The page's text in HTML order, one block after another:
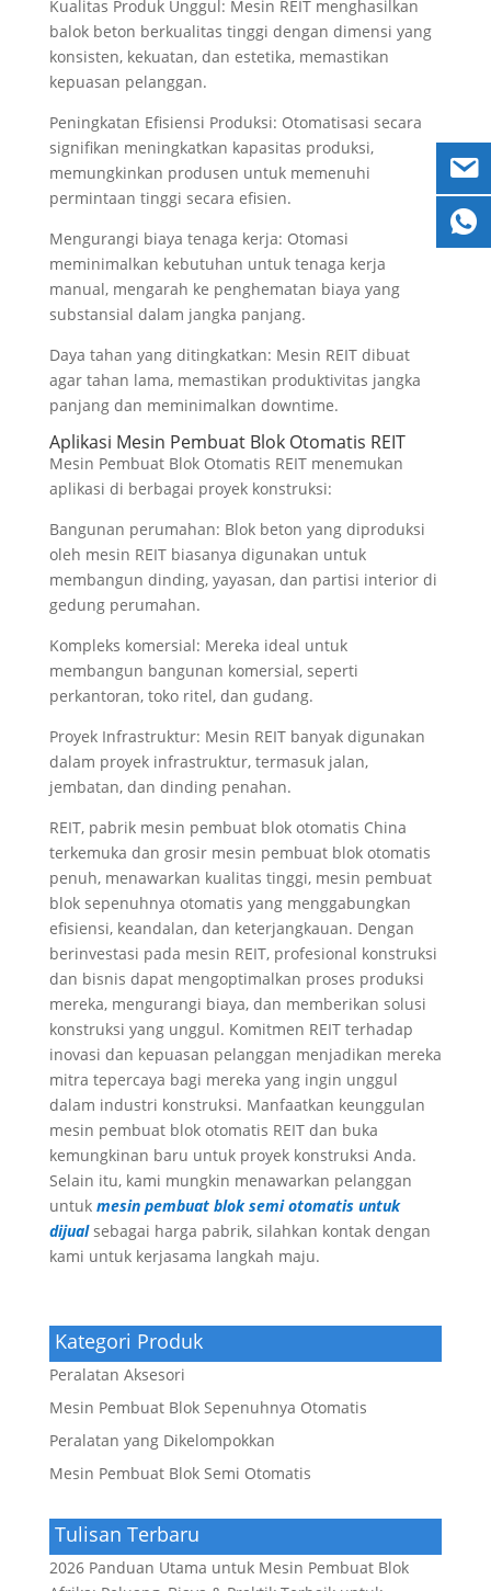
Kualitas Produk Unggul: Mesin REIT menghasilkan
balok beton berkualitas tinggi dengan dimensi yang
konsisten, kekuatan, dan estetika, memastikan
kepuasan pelanggan.
Peningkatan Efisiensi Produksi: Otomatisasi secara
signifikan meningkatkan kapasitas produksi,
memungkinkan produsen untuk memenuhi
permintaan tinggi secara efisien.
Mengurangi biaya tenaga kerja: Otomasi
meminimalkan kebutuhan untuk tenaga kerja
manual, mengarah ke penghematan biaya yang
substansial dalam jangka panjang.
Daya tahan yang ditingkatkan: Mesin REIT dibuat
agar tahan lama, memastikan produktivitas jangka
panjang dan meminimalkan downtime.
Aplikasi Mesin Pembuat Blok Otomatis REIT
Mesin Pembuat Blok Otomatis REIT menemukan
aplikasi di berbagai proyek konstruksi:
Bangunan perumahan: Blok beton yang diproduksi
oleh mesin REIT biasanya digunakan untuk
membangun dinding, yayasan, dan partisi interior di
gedung perumahan.
Kompleks komersial: Mereka ideal untuk
membangun bangunan komersial, seperti
perkantoran, toko ritel, dan gudang.
Proyek Infrastruktur: Mesin REIT banyak digunakan
dalam proyek infrastruktur, termasuk jalan,
jembatan, dan dinding penahan.
REIT, pabrik mesin pembuat blok otomatis China
terkemuka dan grosir mesin pembuat blok otomatis
penuh, menawarkan kualitas tinggi, mesin pembuat
blok sepenuhnya otomatis yang menggabungkan
efisiensi, keandalan, dan keterjangkauan. Dengan
berinvestasi pada mesin REIT, profesional konstruksi
dan bisnis dapat mengoptimalkan proses produksi
mereka, mengurangi biaya, dan memberikan solusi
konstruksi yang unggul. Komitmen REIT terhadap
inovasi dan kepuasan pelanggan menjadikan mereka
mitra tepercaya bagi mereka yang ingin unggul
dalam industri konstruksi. Manfaatkan keunggulan
mesin pembuat blok otomatis REIT dan buka
kemungkinan baru untuk proyek konstruksi Anda.
Selain itu, kami mungkin menawarkan pelanggan
untuk mesin pembuat blok semi otomatis untuk
dijualsebagai harga pabrik, silahkan kontak dengan
kami untuk kerjasama langkah maju.
Kategori Produk
Peralatan Aksesori
Mesin Pembuat Blok Sepenuhnya Otomatis
Peralatan yang Dikelompokkan
Mesin Pembuat Blok Semi Otomatis
Tulisan Terbaru
2026 Panduan Utama untuk Mesin Pembuat Blok